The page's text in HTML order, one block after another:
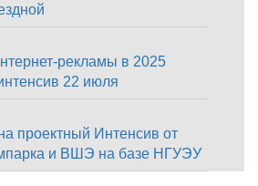
рекламы в 2025
22 июля
проектный Интенсив от
и ВШЭ на базе НГУЭУ